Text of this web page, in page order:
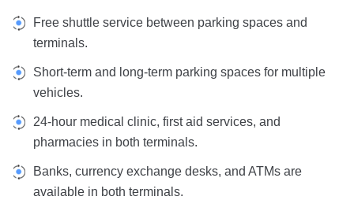
Free shuttle service between parking spaces and
terminals.
Short-term and long-term parking spaces for multiple
vehicles.
24-hour medical clinic, first aid services, and
pharmacies in both terminals.
Banks, currency exchange desks, and ATMs are
available in both terminals.